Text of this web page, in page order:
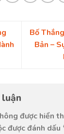
Bố
Bản –
được hiển
được đánh dấu